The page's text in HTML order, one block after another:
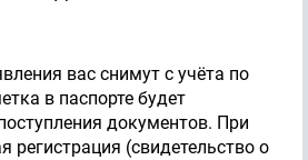
вас снимут с учёта по
в паспорте будет
документов. При
регистрация (свидетельство о